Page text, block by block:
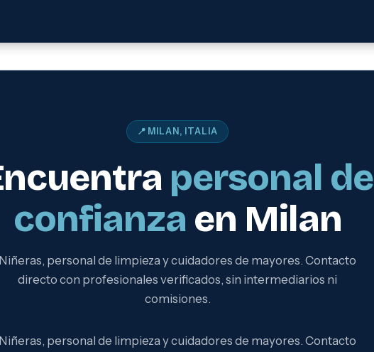
📍 MILAN, ITALIA
personal de
confianza en Milan
Niñeras, personal de limpieza y cuidadores de mayores. Contacto
directo con profesionales verificados, sin intermediarios ni
comisiones.
Niñeras, personal de limpieza y cuidadores de mayores. Contacto